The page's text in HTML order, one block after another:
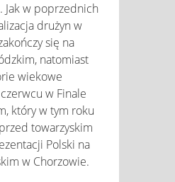
Jak w poprzednich
drużyn w
się na
natomiast
wiekowe
w Finale
który w tym roku
towarzyskim
Polski na
w Chorzowie.